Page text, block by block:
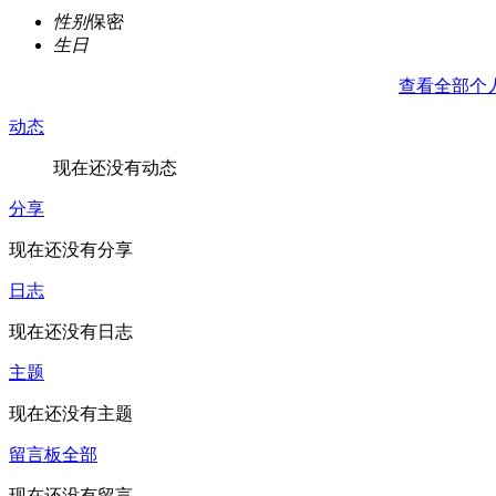
性别保密
生日
查看全部个
动态
现在还没有动态
分享
现在还没有分享
日志
现在还没有日志
主题
现在还没有主题
留言板全部